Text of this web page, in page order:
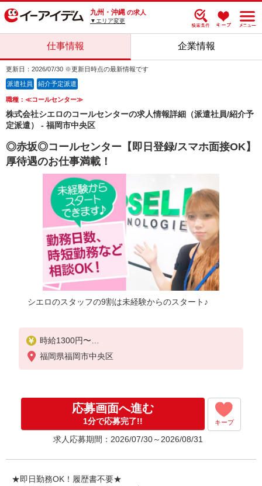
九州・沖縄 の求人
▼エリア変更
仕事情報 企業情報
更新日：2026/07/30 ※更新日時点の最新情報です
派遣社員 紹介予定派遣
職種：≪コールセンター≫
株式会社シエロのコールセンターの求人情報詳細（派遣社員/紹介予
定派遣） - 福岡市中央区
◎赤坂◎コールセンター【即日登録/スマホ面接OK】
厚待遇のお仕事満載！
シエロのスタッフの9割は未経験からのスタート♪
時給1300円〜
※残業代支給
★交通費別途支給（規定あり）
入社祝い金10万円支給(規定有)
お友達を紹介頂くと,
インセンティブ支給(規定有)
゜・。○。・゜+゜・。○。・゜+゜
福岡県福岡市中央区
応募画面へ進む
1分で応募完了!! キープ
求人応募期間：2026/07/30～2026/08/31
★即日勤務OK！履歴書不要★